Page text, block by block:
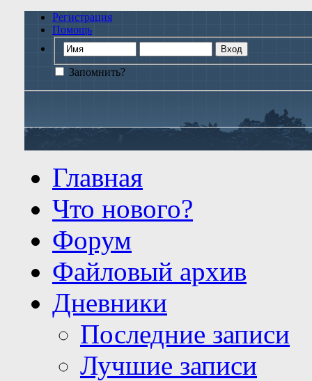
Регистрация
Помощь
Запомнить?
Главная
Что нового?
Форум
Файловый архив
Дневники
Последние записи
Лучшие записи